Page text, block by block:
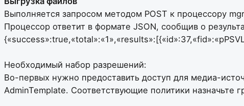
Выполняется запросом методом POST к процессору
Процессор ответит в формате JSON, сообщив о
Необходимый набор разрешений:
Во-первых нужно предоставить доступ для медиа-
AdminTemplate. Соответствующие политики назначьте